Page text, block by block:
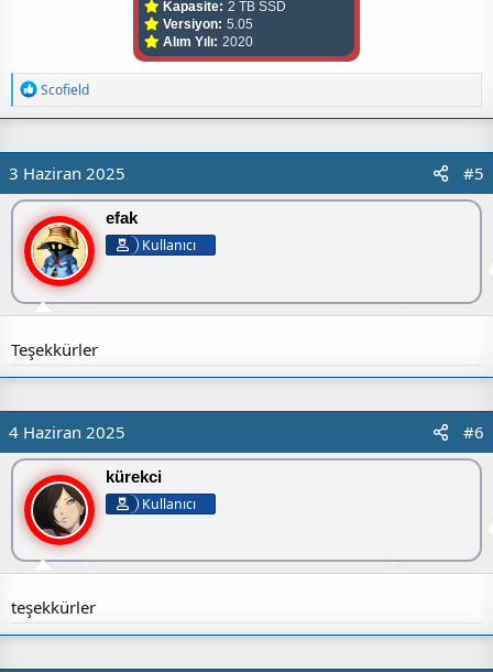
Kapasite: 2 TB SSD
Versiyon: 5.05
Alım Yılı: 2020
T
p
i
l
e
r
:
Scofield
3 Haziran 2025 #5
efak
Kullanıcı
Teşekkürler
4 Haziran 2025 #6
kürekci
Kullanıcı
teşekkürler